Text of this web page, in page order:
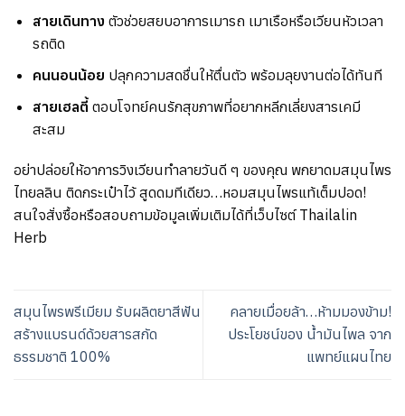
สายเดินทาง ตัวช่วยสยบอาการเมารถ เมาเรือหรือเวียนหัวเวลา
รถติด
คนนอนน้อย ปลุกความสดชื่นให้ตื่นตัว พร้อมลุยงานต่อได้ทันที
สายเฮลตี้ ตอบโจทย์คนรักสุขภาพที่อยากหลีกเลี่ยงสารเคมี
สะสม
อย่าปล่อยให้อาการวิงเวียนทำลายวันดี ๆ ของคุณ พกยาดมสมุนไพร
ไทยลลิน ติดกระเป๋าไว้ สูดดมทีเดียว…หอมสมุนไพรแท้เต็มปอด!
สนใจสั่งซื้อหรือสอบถามข้อมูลเพิ่มเติมได้ที่เว็บไซต์ Thailalin
Herb
สมุนไพรพรีเมียม รับผลิตยาสีฟัน
สร้างแบรนด์ด้วยสารสกัด
ธรรมชาติ 100%
คลายเมื่อยล้า…ห้ามมองข้าม!
ประโยชน์ของ น้ำมันไพล จาก
แพทย์แผนไทย